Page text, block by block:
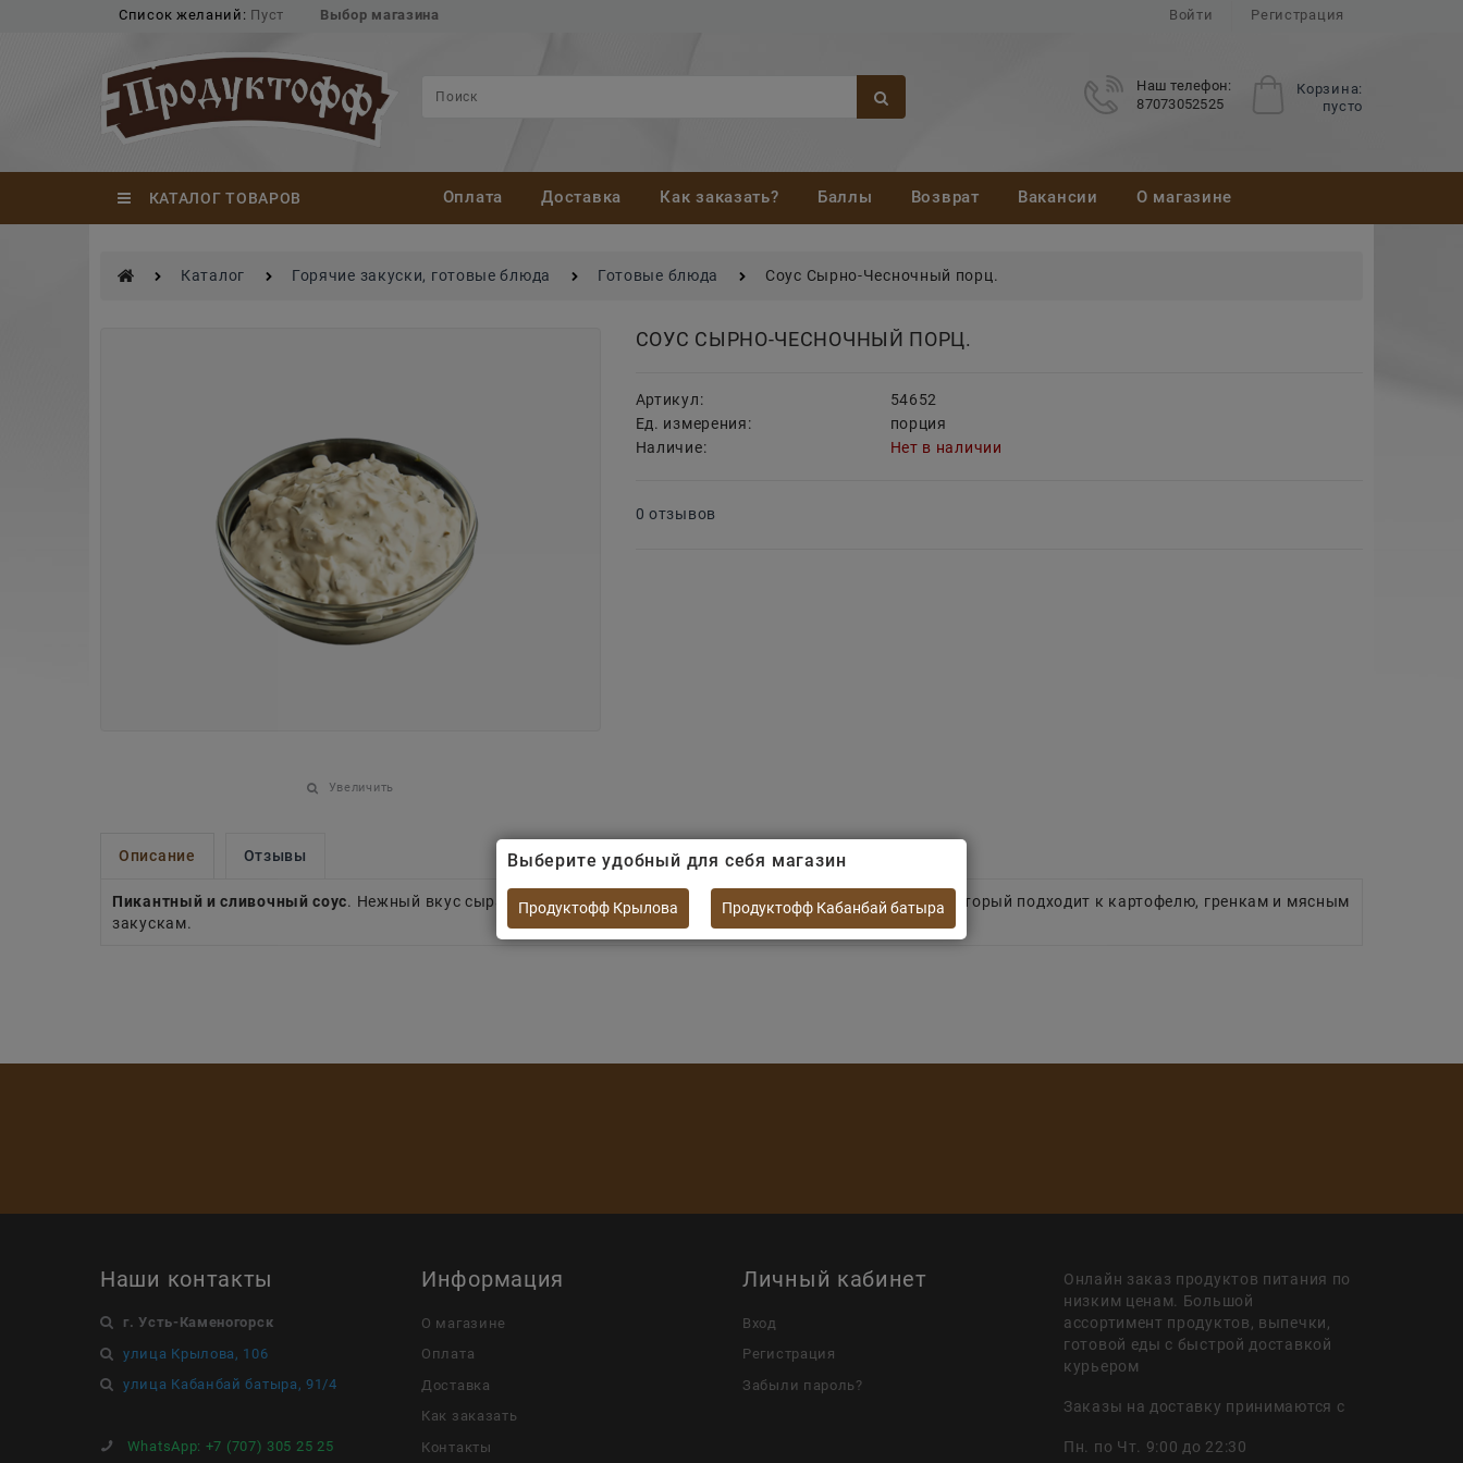
Список желаний: Пуст Выбор магазина Войти Регистрация
Корзина:
пусто
Наш телефон:
87073052525
КАТАЛОГ ТОВАРОВ Оплата Доставка Как заказать? Баллы Возврат Вакансии О магазине
Каталог Горячие закуски, готовые блюда Готовые блюда Соус Сырно-Чесночный порц.
Увеличить
СОУС СЫРНО-ЧЕСНОЧНЫЙ ПОРЦ.
Артикул:
54652
Ед. измерения:
порция
Наличие:
Нет в наличии
0 отзывов
Описание Отзывы
Пикантный и сливочный соус. Нежный вкус сыра дополненароматным чесноком. Универсальный соус, который подходит к картофелю, гренкам и мясным
закускам.
Наши контакты
г. Усть-Каменогорск
улица Крылова, 106
улица Кабанбай батыра, 91/4
WhatsApp: +7 (707) 305 25 25
Информация
О магазине
Оплата
Доставка
Как заказать
Контакты
Личный кабинет
Вход
Регистрация
Забыли пароль?
Онлайн заказ продуктов питания по
низким ценам. Большой
ассортимент продуктов, выпечки,
готовой еды с быстрой доставкой
курьером
Заказы на доставку принимаются с
Пн. по Чт. 9:00 до 22:30
Выберите удобный для себя магазин
Продуктофф Крылова Продуктофф Кабанбай батыра